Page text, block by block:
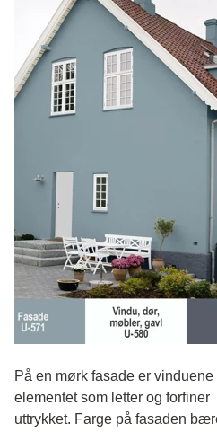
På en mørk fasade er vinduene
elementet som letter og forfiner
uttrykket. Farge på fasaden